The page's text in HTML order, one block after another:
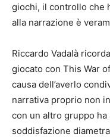
giochi, il controllo che
alla narrazione è
Riccardo Vadalà
giocato con This War
causa dell’averlo
narrativa proprio non
con un altro gruppo
soddisfazione